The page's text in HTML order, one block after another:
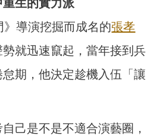
生的實力派
》導演挖掘而成名的張孝
勢就迅速竄起，當年接到兵
期，他決定趁機入伍「讓
己是不是不適合演藝圈，